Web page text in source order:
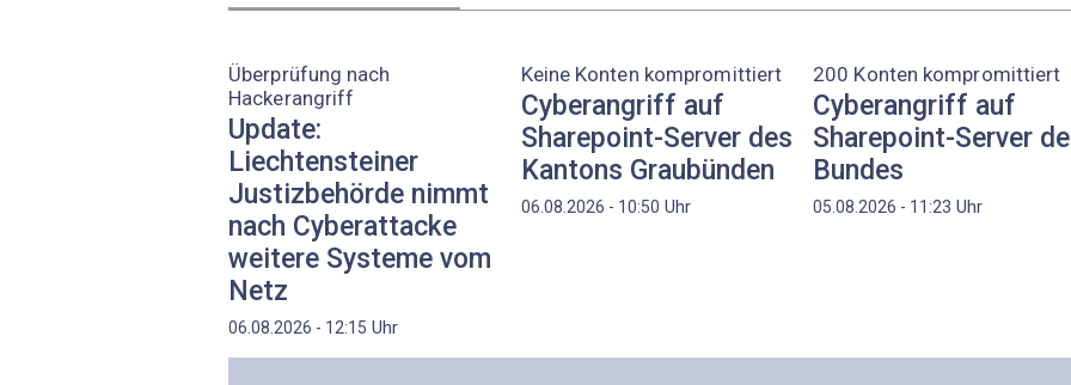
Überprüfung nach
Hackerangriff
Update:
Liechtensteiner
Justizbehörde nimmt
nach Cyberattacke
weitere Systeme vom
Netz
06.08.2026 - 12:15 Uhr
Keine Konten kompromittiert
Cyberangriff auf
Sharepoint-Server des
Kantons Graubünden
06.08.2026 - 10:50 Uhr
200 Konten kompromittiert
Cyberangriff auf
Sharepoint-Server
Bundes
05.08.2026 - 11:23 Uhr